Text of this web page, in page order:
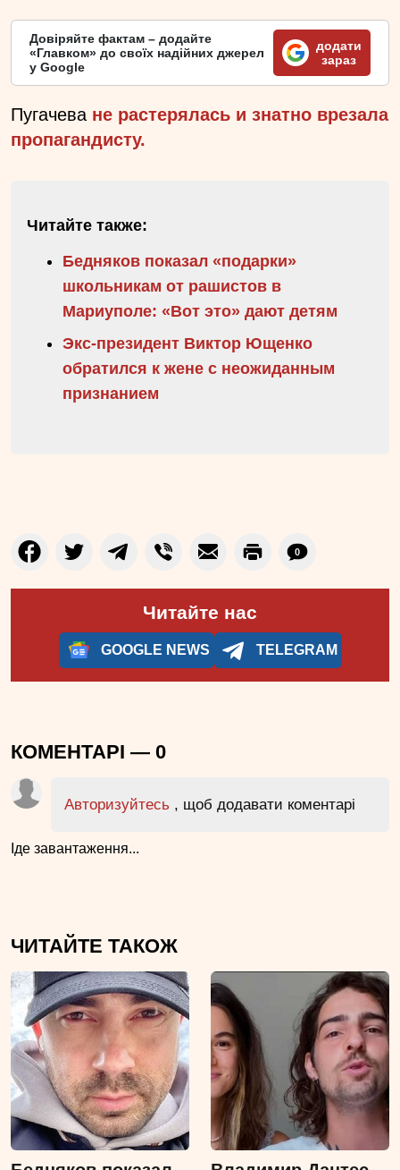
Довіряйте фактам – додайте
«Главком» до своїх надійних джерел
у Google
додати
зараз
Пугачева не растерялась и знатно врезала
пропагандисту.
Читайте также:
Бедняков показал «подарки»
школьникам от рашистов в
Мариуполе: «Вот это» дают детям
Экс-президент Виктор Ющенко
обратился к жене с неожиданным
признанием
0
Читайте нас
GOOGLE NEWS TELEGRAM
КОМЕНТАРІ — 0
Авторизуйтесь , щоб додавати коментарі
Іде завантаження...
ЧИТАЙТЕ ТАКОЖ